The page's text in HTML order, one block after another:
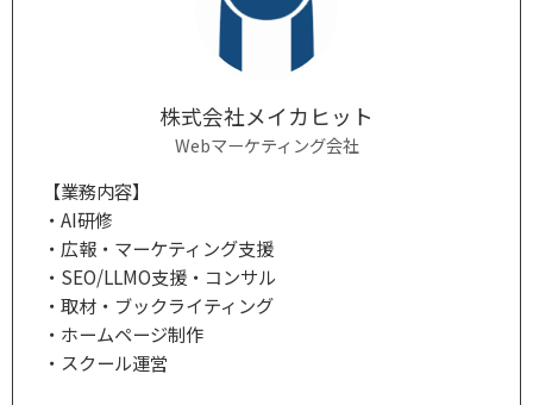
株式会社メイカヒット
Webマーケティング会社
【業務内容】
・AI研修
・広報・マーケティング支援
・SEO/LLMO支援・コンサル
・取材・ブックライティング
・ホームページ制作
・スクール運営